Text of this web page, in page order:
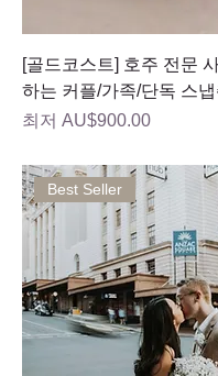
[골드코스트] 호주 전문
하는 커플/가족/단독 스냅
최저 AU$900.00
할인가
Best Seller